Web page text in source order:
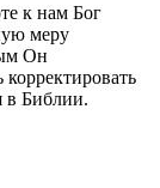
к нам Бог
меру
Он
в Библии.